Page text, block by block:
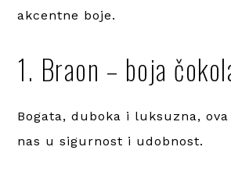
akcentne boje.
1. Braon – boja
Bogata, duboka i luksuzna,
nas u sigurnost i udobnost.